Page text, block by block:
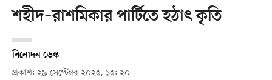
শহীদ–রাশমিকার পার্টিতে হঠাৎ কৃতি
বিনোদন ডেস্ক
প্রকাশ: ২৯ সেপ্টেম্বর ২০২৫, ১৫: ২০